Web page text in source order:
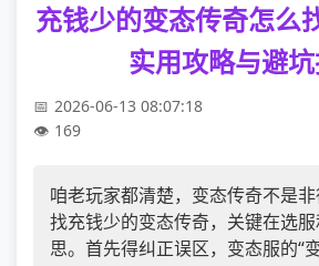
充钱少的变态传奇怎么
实用攻略与避
2026-06-13 08:07:18
169
咱老玩家都清楚，变态传奇不是
找充钱少的变态传奇，关键在选
思。首先得纠正误区，变态服的“